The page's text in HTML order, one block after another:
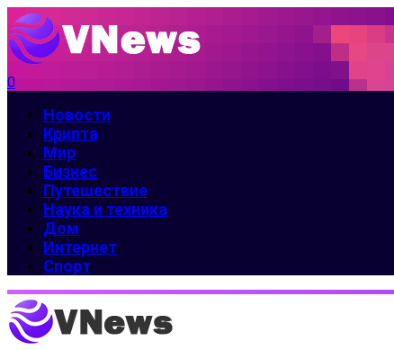
0
Новости
Крипта
Мир
Бизнес
Путешествие
Наука и техника
Дом
Интернет
Спорт